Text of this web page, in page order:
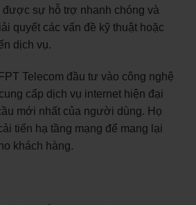
được sự hỗ trợ nhanh chóng và
quyết các vấn đề kỹ thuật hoặc
dịch vụ.
Telecom đầu tư vào công nghệ
cấp dịch vụ internet hiện đại
mới nhất của người dùng. Họ
tiến hạ tầng mạng để mang lại
khách hàng.